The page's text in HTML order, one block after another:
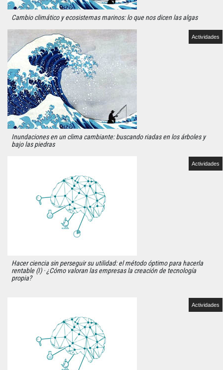
Cambio climático y ecosistemas marinos: lo que nos dicen las algas
Actividades
Inundaciones en un clima cambiante: buscando riadas en los árboles y
bajo las piedras
Actividades
Hacer ciencia sin perseguir su utilidad: el método óptimo para hacerla
rentable (I) · ¿Cómo valoran las empresas la creación de tecnología
propia?
Actividades